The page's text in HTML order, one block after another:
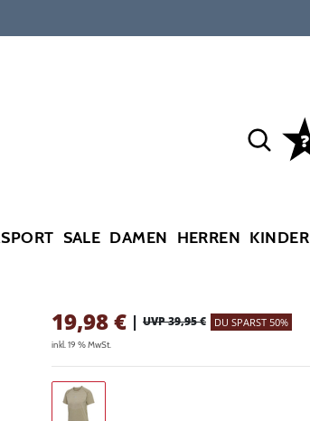
SALE DAMEN HERREN KINDER
19,98€ | UVP 39,95 € DU SPARST 50%
inkl. 19 % MwSt.